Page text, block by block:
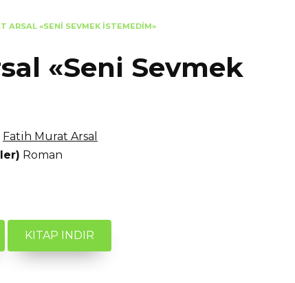
ARSAL «SENI SEVMEK İSTEMEDIM»
«Seni Sevmek
Fatih Murat Arsal
Roman
KITAP INDIR